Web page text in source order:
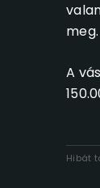
meg.
A
Hibát